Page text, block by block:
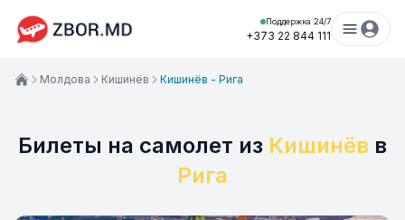
Поддержка 24/7
+373 22 844 111
Билеты на самолет из Кишинёв в
Рига
Молдова Кишинёв Кишинёв - Рига